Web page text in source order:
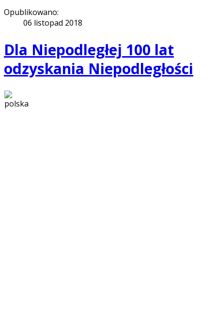
Opublikowano:
06 listopad 2018
Dla Niepodległej 100 lat
odzyskania Niepodległości